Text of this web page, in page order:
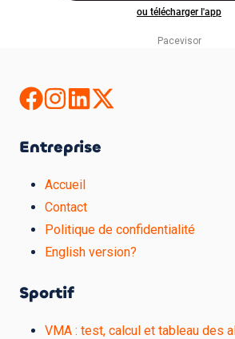
Pacevisor
Entreprise
Accueil
Contact
Politique de confidentialité
English version?
Sportif
VMA : test, calcul et tableau des